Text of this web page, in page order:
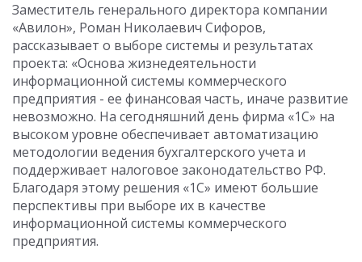
Заместитель генерального директора компании
«Авилон», Роман Николаевич Сифоров,
рассказывает о выборе системы и результатах
проекта: «Основа жизнедеятельности
информационной системы коммерческого
предприятия - ее финансовая часть, иначе развитие
невозможно. На сегодняшний день фирма «1С» на
высоком уровне обеспечивает автоматизацию
методологии ведения бухгалтерского учета и
поддерживает налоговое законодательство РФ.
Благодаря этому решения «1С» имеют большие
перспективы при выборе их в качестве
информационной системы коммерческого
предприятия.